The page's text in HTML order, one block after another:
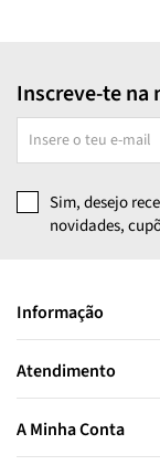
Inscreve-te na
Sim, desejo
novidades,
Informação
Atendimento
A Minha Conta